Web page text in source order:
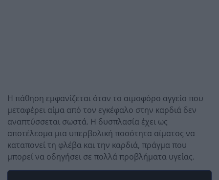
Η πάθηση εμφανίζεται όταν το αιμοφόρο αγγείο που
μεταφέρει αίμα από τον εγκέφαλο στην καρδιά δεν
αναπτύσσεται σωστά. Η δυσπλασία έχει ως
αποτέλεσμα μια υπερβολική ποσότητα αίματος να
καταπονεί τη φλέβα και την καρδιά, πράγμα που
μπορεί να οδηγήσει σε πολλά προβλήματα υγείας.